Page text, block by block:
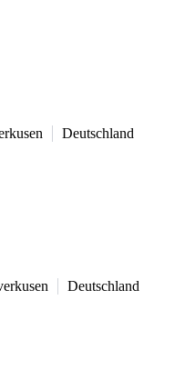
Deutschland
Deutschland